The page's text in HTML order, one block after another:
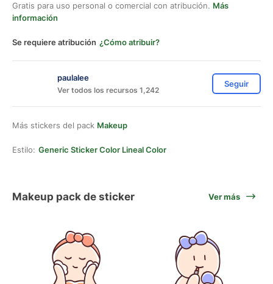
Gratis para uso personal o comercial con atribución. Más
información
Se requiere atribución ¿Cómo atribuir?
paulalee
Ver todos los recursos 1,242
Seguir
Más stickers del pack Makeup
Estilo: Generic Sticker Color Lineal Color
Makeup pack de sticker Ver más